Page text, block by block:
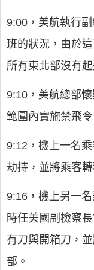
9:00，美航執行
班的狀況，由於
所有東北部沒有
9:10，美航總部
範圍內實施禁飛令
9:12，機上一名
劫持，並將乘客
9:16，機上另一
時任美國副檢察
有刀與開箱刀，
部。